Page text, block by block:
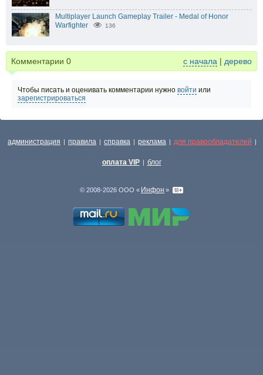
Multiplayer Launch Gameplay Trailer - Medal of Honor
Warfighter
136
Комментарии 0 с начала | дерево
Чтобы писать и оценивать комментарии нужно войти или
зарегистрироваться
администрация | правила | справка | реклама | для правообладателей |
оплата VIP | блог
© 2008-2026 ООО « Инфон »